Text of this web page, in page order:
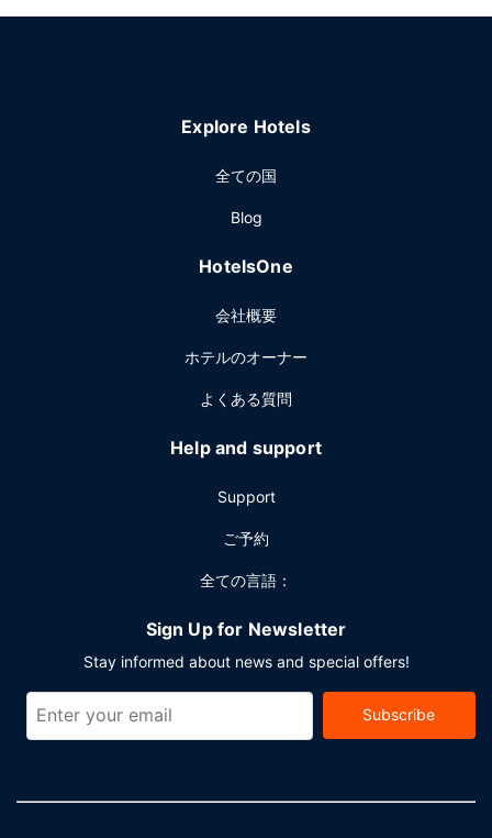
活用いただけます。敷地内にはセルフパーキング (無料) が備
Explore Hotels
全ての国
Blog
HotelsOne
会社概要
ホテルのオーナー
よくある質問
Help and support
Support
ご予約
全ての言語：
Sign Up for Newsletter
Stay informed about news and special offers!
Subscribe